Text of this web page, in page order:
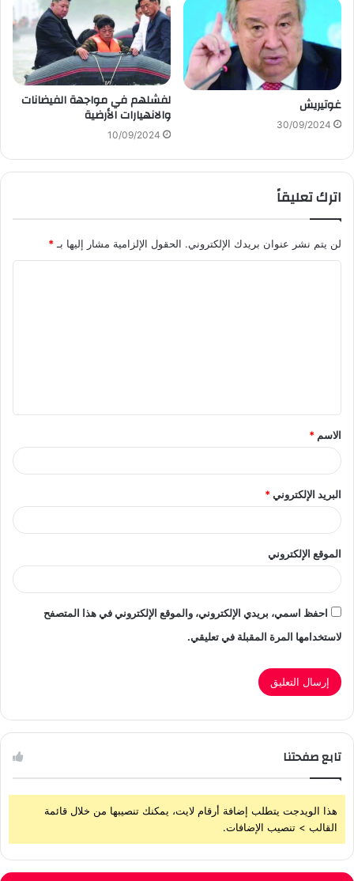
غوتيريش
30/09/2024
لفشلهم في مواجهة الفيضانات
والانهيارات الأرضية
10/09/2024
اترك تعليقاً
لن يتم نشر عنوان بريدك الإلكتروني. الحقول الإلزامية مشار إليها بـ *
ق
*
الاسم *
البريد الإلكتروني*
الموقع الإلكتروني
احفظ اسمي، بريدي الإلكتروني، والموقع الإلكتروني في هذا المتصفح
لاستخدامها المرة المقبلة في تعليقي.
تابع صفحتنا
هذا الويدجت يتطلب إضافة أرقام لايت، يمكنك تنصيبها من خلال قائمة
القالب > تنصيب الإضافات.